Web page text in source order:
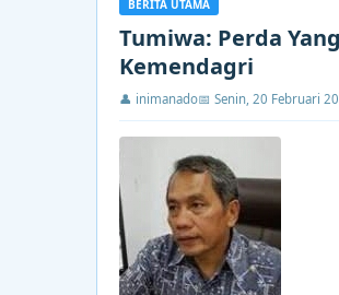
BERITA UTAMA
Tumiwa: Perda
Kemendagri
👤 inimanado📅 Senin, 20 Februari